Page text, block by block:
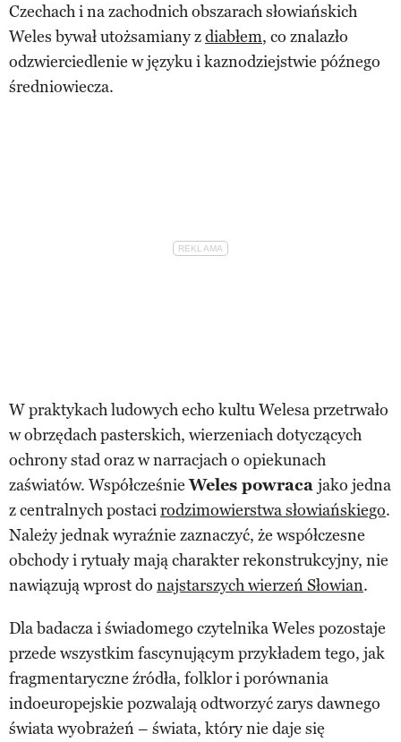
Czechach i na zachodnich obszarach słowiańskich
Weles bywał utożsamiany zdiabłem, co znalazło
odzwierciedlenie w języku i kaznodziejstwie późnego
średniowiecza.
W praktykach ludowych echo kultu Welesa przetrwało
w obrzędach pasterskich, wierzeniach dotyczących
ochrony stad oraz w narracjach o opiekunach
zaświatów. WspółcześnieWeles powraca jako jedna
z centralnych postacirodzimowierstwa słowiańskiego.
Należy jednak wyraźnie zaznaczyć, że współczesne
obchody i rytuały mają charakter rekonstrukcyjny, nie
nawiązują wprost do najstarszych wierzeń Słowian.
Dla badacza i świadomego czytelnika Weles pozostaje
przede wszystkim fascynującym przykładem tego, jak
fragmentaryczne źródła, folklor i porównania
indoeuropejskie pozwalają odtworzyć zarys dawnego
świata wyobrażeń – świata, który nie daje się